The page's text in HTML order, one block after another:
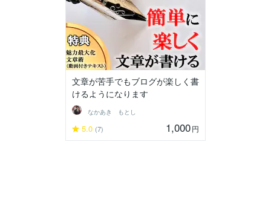
文章が苦手でもブログが楽しく書
けるようになります
なかあき もとし
5.0 (7) 1,000円